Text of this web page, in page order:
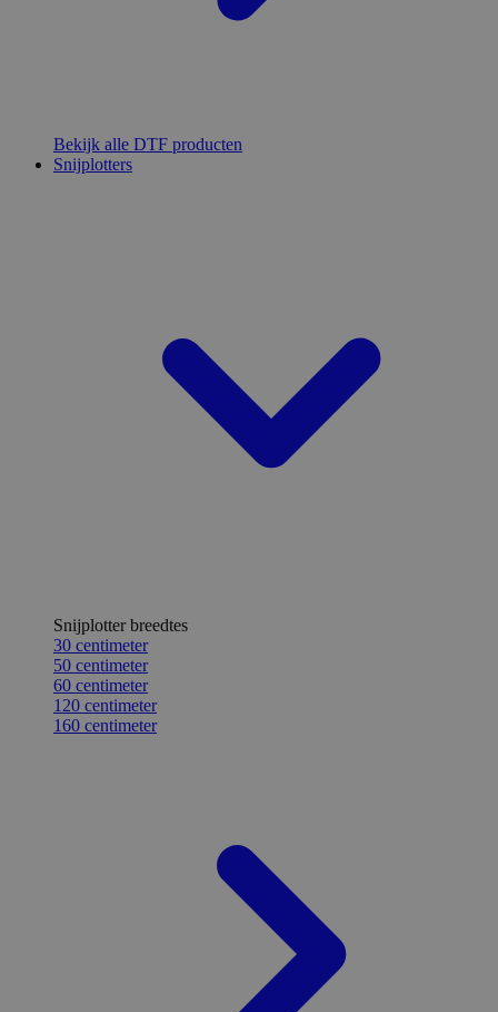
Bekijk alle DTF producten
Snijplotters
Snijplotter breedtes
30 centimeter
50 centimeter
60 centimeter
120 centimeter
160 centimeter